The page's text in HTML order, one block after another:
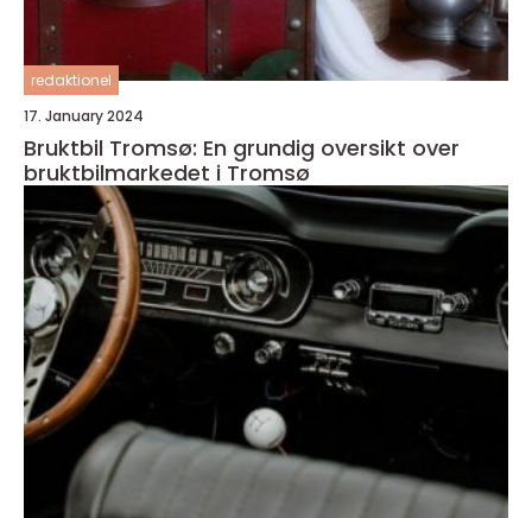
redaktionel
17. January 2024
Bruktbil Tromsø: En grundig oversikt over
bruktbilmarkedet i Tromsø